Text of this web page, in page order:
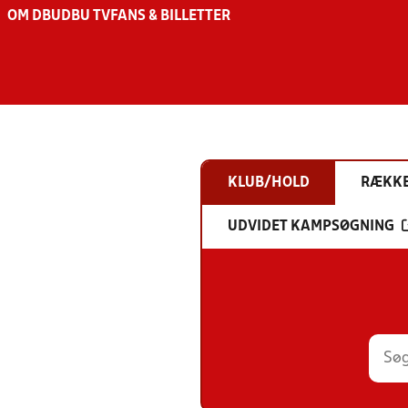
OM DBU DBU TV FANS & BILLETTER
KLUB/HOLD
UDVIDET KAMPSØGNING